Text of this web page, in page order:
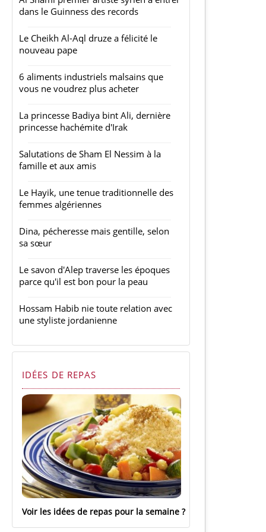
dans le Guinness des records
Le Cheikh Al-Aql druze a félicité le
nouveau pape
6 aliments industriels malsains que
vous ne voudrez plus acheter
La princesse Badiya bint Ali, dernière
princesse hachémite d'Irak
Salutations de Sham El Nessim à la
famille et aux amis
Le Hayik, une tenue traditionnelle des
femmes algériennes
Dina, pécheresse mais gentille, selon
sa sœur
Le savon d'Alep traverse les époques
parce qu'il est bon pour la peau
Hossam Habib nie toute relation avec
une styliste jordanienne
IDÉES DE REPAS
Voir les idées de repas pour la semaine